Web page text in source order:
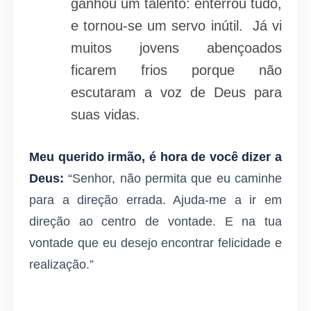
ganhou um talento: enterrou tudo,
e tornou-se um servo inútil. Já vi
muitos jovens abençoados
ficarem frios porque não
escutaram a voz de Deus para
suas vidas.
Meu querido irmão, é hora de você dizer a
Deus: “Senhor, não permita que eu caminhe
para a direção errada. Ajuda-me a ir em
direção ao centro de vontade. E na tua
vontade que eu desejo encontrar felicidade e
realização.”